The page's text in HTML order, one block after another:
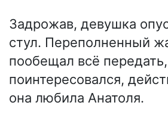
Задрожав, девушка
стул. Переполненный
пообещал всё
поинтересовался,
она любила Анатоля.